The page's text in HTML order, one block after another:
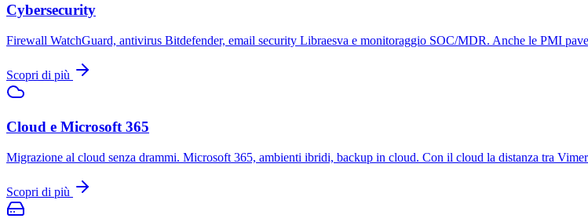
Cybersecurity
Firewall WatchGuard, antivirus Bitdefender, email security Libraesva e monitoraggio SOC/MDR. Anche le PMI
Scopri di più
Cloud e Microsoft 365
Migrazione al cloud senza drammi. Microsoft 365, ambienti ibridi, backup in cloud. Con il cloud la distanza tra
Scopri di più